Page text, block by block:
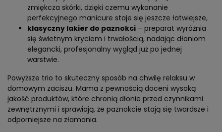
zmiękcza skórki, dzięki czemu wykonanie
perfekcyjnego manicure staje się jeszcze łatwiejsze,
klasyczny lakier do paznokci – preparat wyróżnia
się świetnym kryciem i trwałością, nadając dłoniom
elegancki, profesjonalny wygląd już po jednej
warstwie.
Powyższe trio to skuteczny sposób na chwilę relaksu w
domowym zaciszu. Mama z pewnością doceni wysoką
jakość produktów, które chronią dłonie przed czynnikami
zewnętrznymi i sprawiają, że paznokcie stają się twardsze i
odporniejsze na złamania.